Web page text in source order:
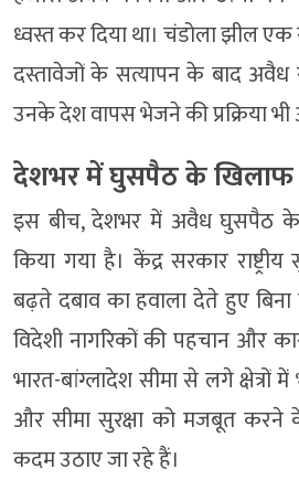
ध्वस्त कर दिया था। चंडोला झील एक
दस्तावेजों के सत्यापन के बाद
उनके देश वापस भेजने की प्रक्रिया भी
देशभर में घुसपैठ के खिलाफ
इस बीच, देशभर में अवैध घुसपैठ
किया गया है। केंद्र सरकार
बढ़ते दबाव का हवाला देते हुए
विदेशी नागरिकों की पहचान और
भारत-बांग्लादेश सीमा से लगे क्षेत्रों
और सीमा सुरक्षा को मजबूत करने के
कदम उठाए जा रहे हैं।